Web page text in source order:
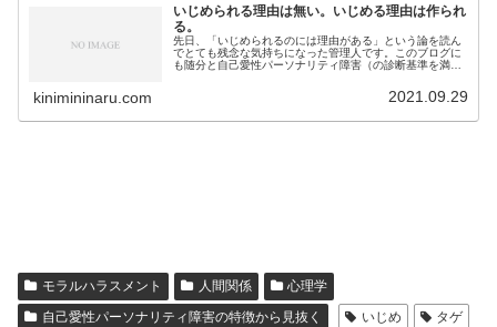
いじめられる理由は無い。いじめる理由は作られ
る。
先日、「いじめられるのには理由がある」という論を読ん
でとても残念な気持ちになった管理人です。このブログに
も随分と自己愛性パーソナリティ障害（の診断基準を満た
kinimininaru.com 2021.09.29
モラルハラスメント 人間関係
心理学
自己愛性パーソナリティ障害の特徴から見抜く
いじめ
タゲ